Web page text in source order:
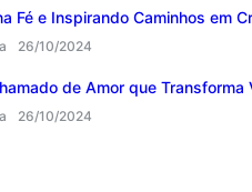
Fé e Inspirando Caminhos em
26/10/2024
de Amor que Transforma
26/10/2024